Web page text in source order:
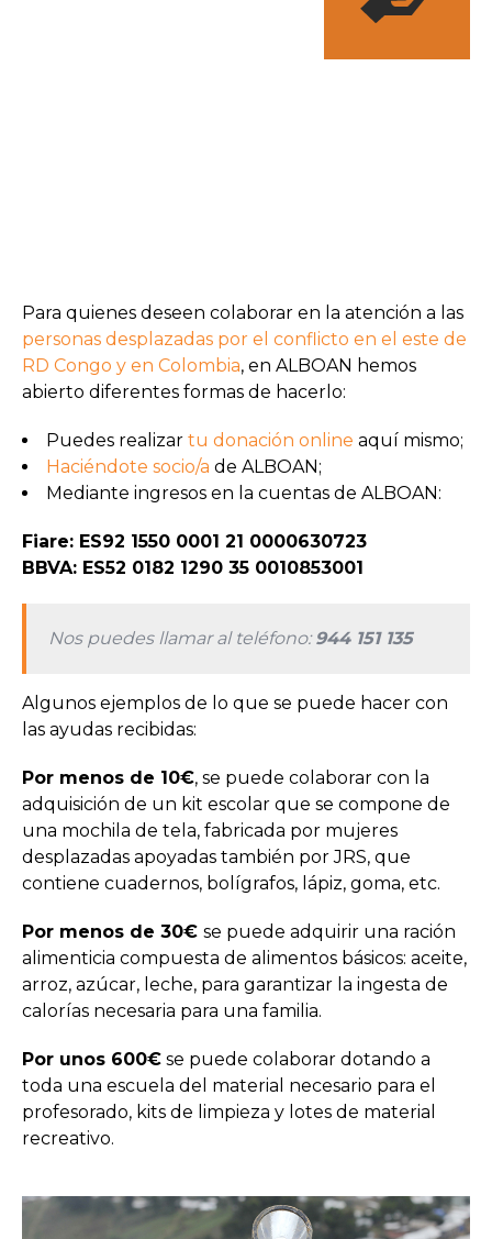
Para quienes deseen colaborar en la atención a las
personas desplazadas por el conflicto en el este de
RD Congo y en Colombia, en ALBOAN hemos
abierto diferentes formas de hacerlo:
Puedes realizar tu donación online aquí mismo;
Haciéndote socio/a de ALBOAN;
Mediante ingresos en la cuentas de ALBOAN:
Fiare: ES92 1550 0001 21 0000630723
BBVA: ES52 0182 1290 35 0010853001
Nos puedes llamar al teléfono:944 151 135
Algunos ejemplos de lo que se puede hacer con
las ayudas recibidas:
Por menos de 10€, se puede colaborar con la
adquisición de un kit escolar que se compone de
una mochila de tela, fabricada por mujeres
desplazadas apoyadas también por JRS, que
contiene cuadernos, bolígrafos, lápiz, goma, etc.
Por menos de 30€ se puede adquirir una ración
alimenticia compuesta de alimentos básicos: aceite,
arroz, azúcar, leche, para garantizar la ingesta de
calorías necesaria para una familia.
Por unos 600€ se puede colaborar dotando a
toda una escuela del material necesario para el
profesorado, kits de limpieza y lotes de material
recreativo.